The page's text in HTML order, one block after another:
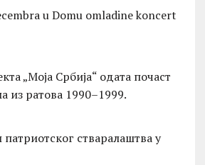
u Domu omladine koncert
„Моја Србија“ одата почаст
из ратова 1990–1999.
стваралаштва у